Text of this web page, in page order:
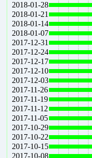
2018-01-28
2018-01-21
2018-01-14
2018-01-07
2017-12-31
2017-12-24
2017-12-17
2017-12-10
2017-12-03
2017-11-26
2017-11-19
2017-11-12
2017-11-05
2017-10-29
2017-10-22
2017-10-15
2017-10-08